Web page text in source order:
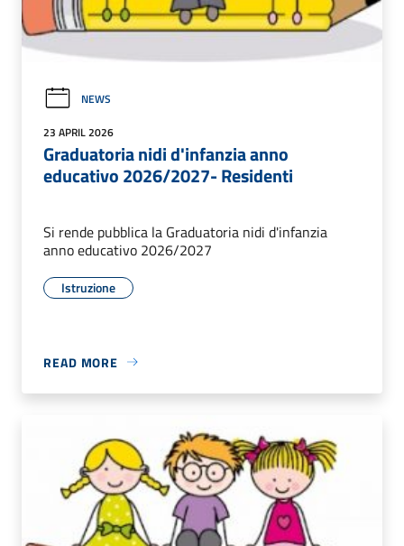
NEWS
23 APRIL 2026
Graduatoria nidi d'infanzia anno
educativo 2026/2027- Residenti
Si rende pubblica la Graduatoria nidi d'infanzia
anno educativo 2026/2027
Istruzione
READ MORE